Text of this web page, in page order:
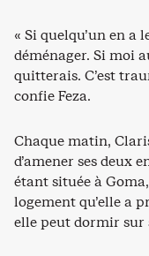
« Si quelqu’un en a
déménager. Si moi
quitterais. C’est
confie Feza.
Chaque matin,
d’amener ses deux
étant située à
logement qu’elle a
elle peut dormir sur